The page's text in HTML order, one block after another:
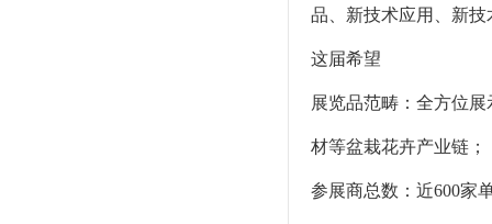
品、新技术应用、新技
这届希望
展览品范畴：全方位
材等盆栽花卉产业链；
参展商总数：近600家